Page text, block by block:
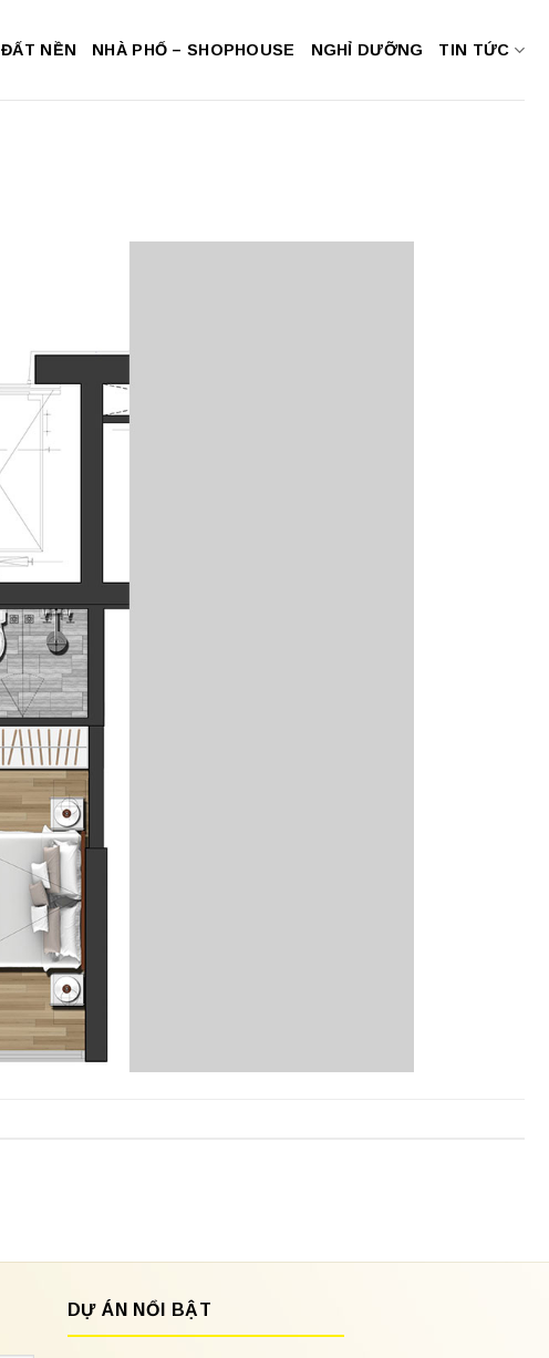
ĐẤT NỀN NHÀ PHỐ – SHOPHOUSE NGHỈ DƯỠNG TIN TỨC
DỰ ÁN NỔI BẬT